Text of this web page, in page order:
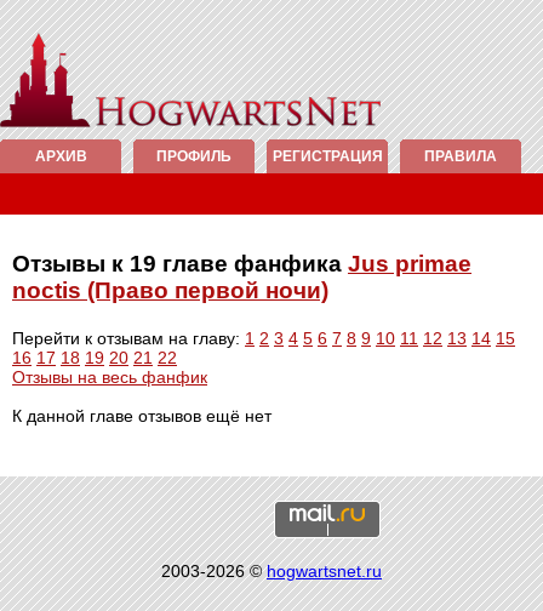
АРХИВ ПРОФИЛЬ РЕГИСТРАЦИЯ ПРАВИЛА
Отзывы к 19 главе фанфика Jus primae
noctis (Право первой ночи)
Перейти к отзывам на главу: 1 2 3 4 5 6 7 8 9 10 11 12 13 14 15
16 17 18 19 20 21 22
Отзывы на весь фанфик
К данной главе отзывов ещё нет
2003-2026 ©hogwartsnet.ru